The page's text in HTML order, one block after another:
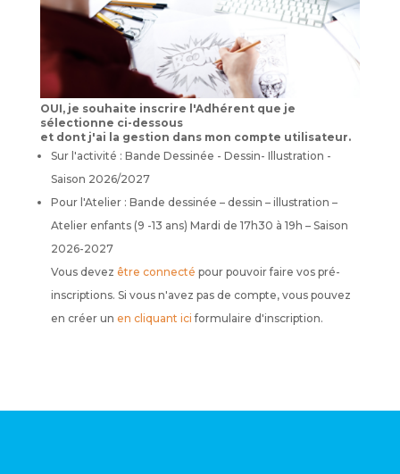
OUI, je souhaite inscrire l'Adhérent que je
sélectionne ci-dessous
et dont j'ai la gestion dans mon compte utilisateur.
Sur l'activité : Bande Dessinée - Dessin- Illustration -
Saison 2026/2027
Pour l'Atelier : Bande dessinée – dessin – illustration –
Atelier enfants (9 -13 ans) Mardi de 17h30 à 19h – Saison
2026-2027
Vous devez être connecté pour pouvoir faire vos pré-
inscriptions. Si vous n'avez pas de compte, vous pouvez
en créer un en cliquant ici formulaire d'inscription.